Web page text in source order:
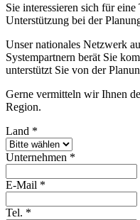
Sie interessieren sich für
Unterstützung bei der
Unser nationales Netzwerk
Systempartnern berät Sie
unterstützt Sie von der
Gerne vermitteln wir Ihnen
Region.
Land *
Unternehmen *
E-Mail *
Tel. *